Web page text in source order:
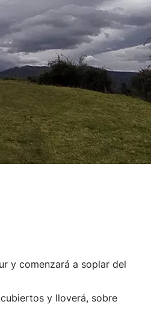
y comenzará a soplar del
y lloverá, sobre